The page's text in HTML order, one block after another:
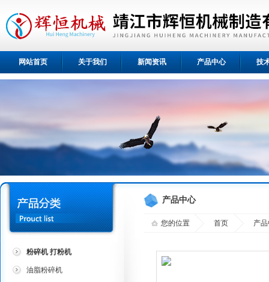
网站首页 关于我们 新闻资讯 产品中心 技
粉碎机 打粉机
油脂粉碎机
产品中心
您的位置 首页 产